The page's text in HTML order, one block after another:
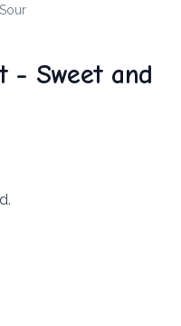
- Sweet and